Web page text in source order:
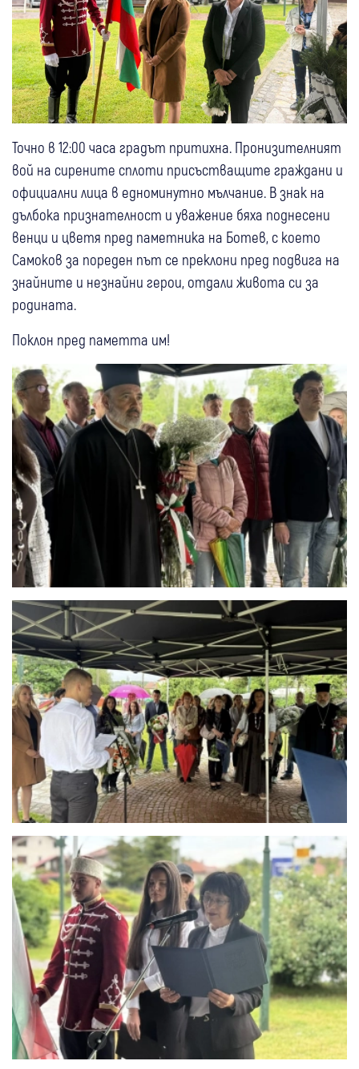
Точно в 12:00 часа градът притихна. Пронизителният
вой на сирените сплоти присъстващите граждани и
официални лица в едноминутно мълчание. В знак на
дълбока признателност и уважение бяха поднесени
венци и цветя пред паметника на Ботев, с което
Самоков за пореден път се преклони пред подвига на
знайните и незнайни герои, отдали живота си за
родината.
Поклон пред паметта им!